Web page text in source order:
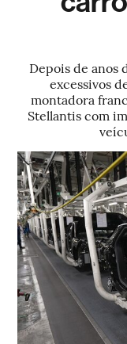
Depois de anos
excessivos
montadora
Stellantis com